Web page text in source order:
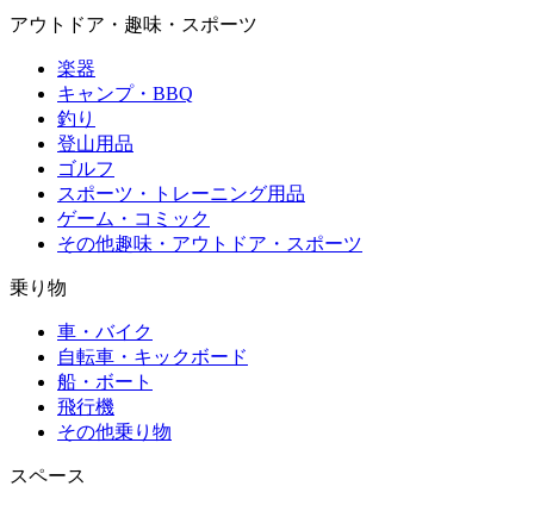
アウトドア・趣味・スポーツ
楽器
キャンプ・BBQ
釣り
登山用品
ゴルフ
スポーツ・トレーニング用品
ゲーム・コミック
その他趣味・アウトドア・スポーツ
乗り物
車・バイク
自転車・キックボード
船・ボート
飛行機
その他乗り物
スペース